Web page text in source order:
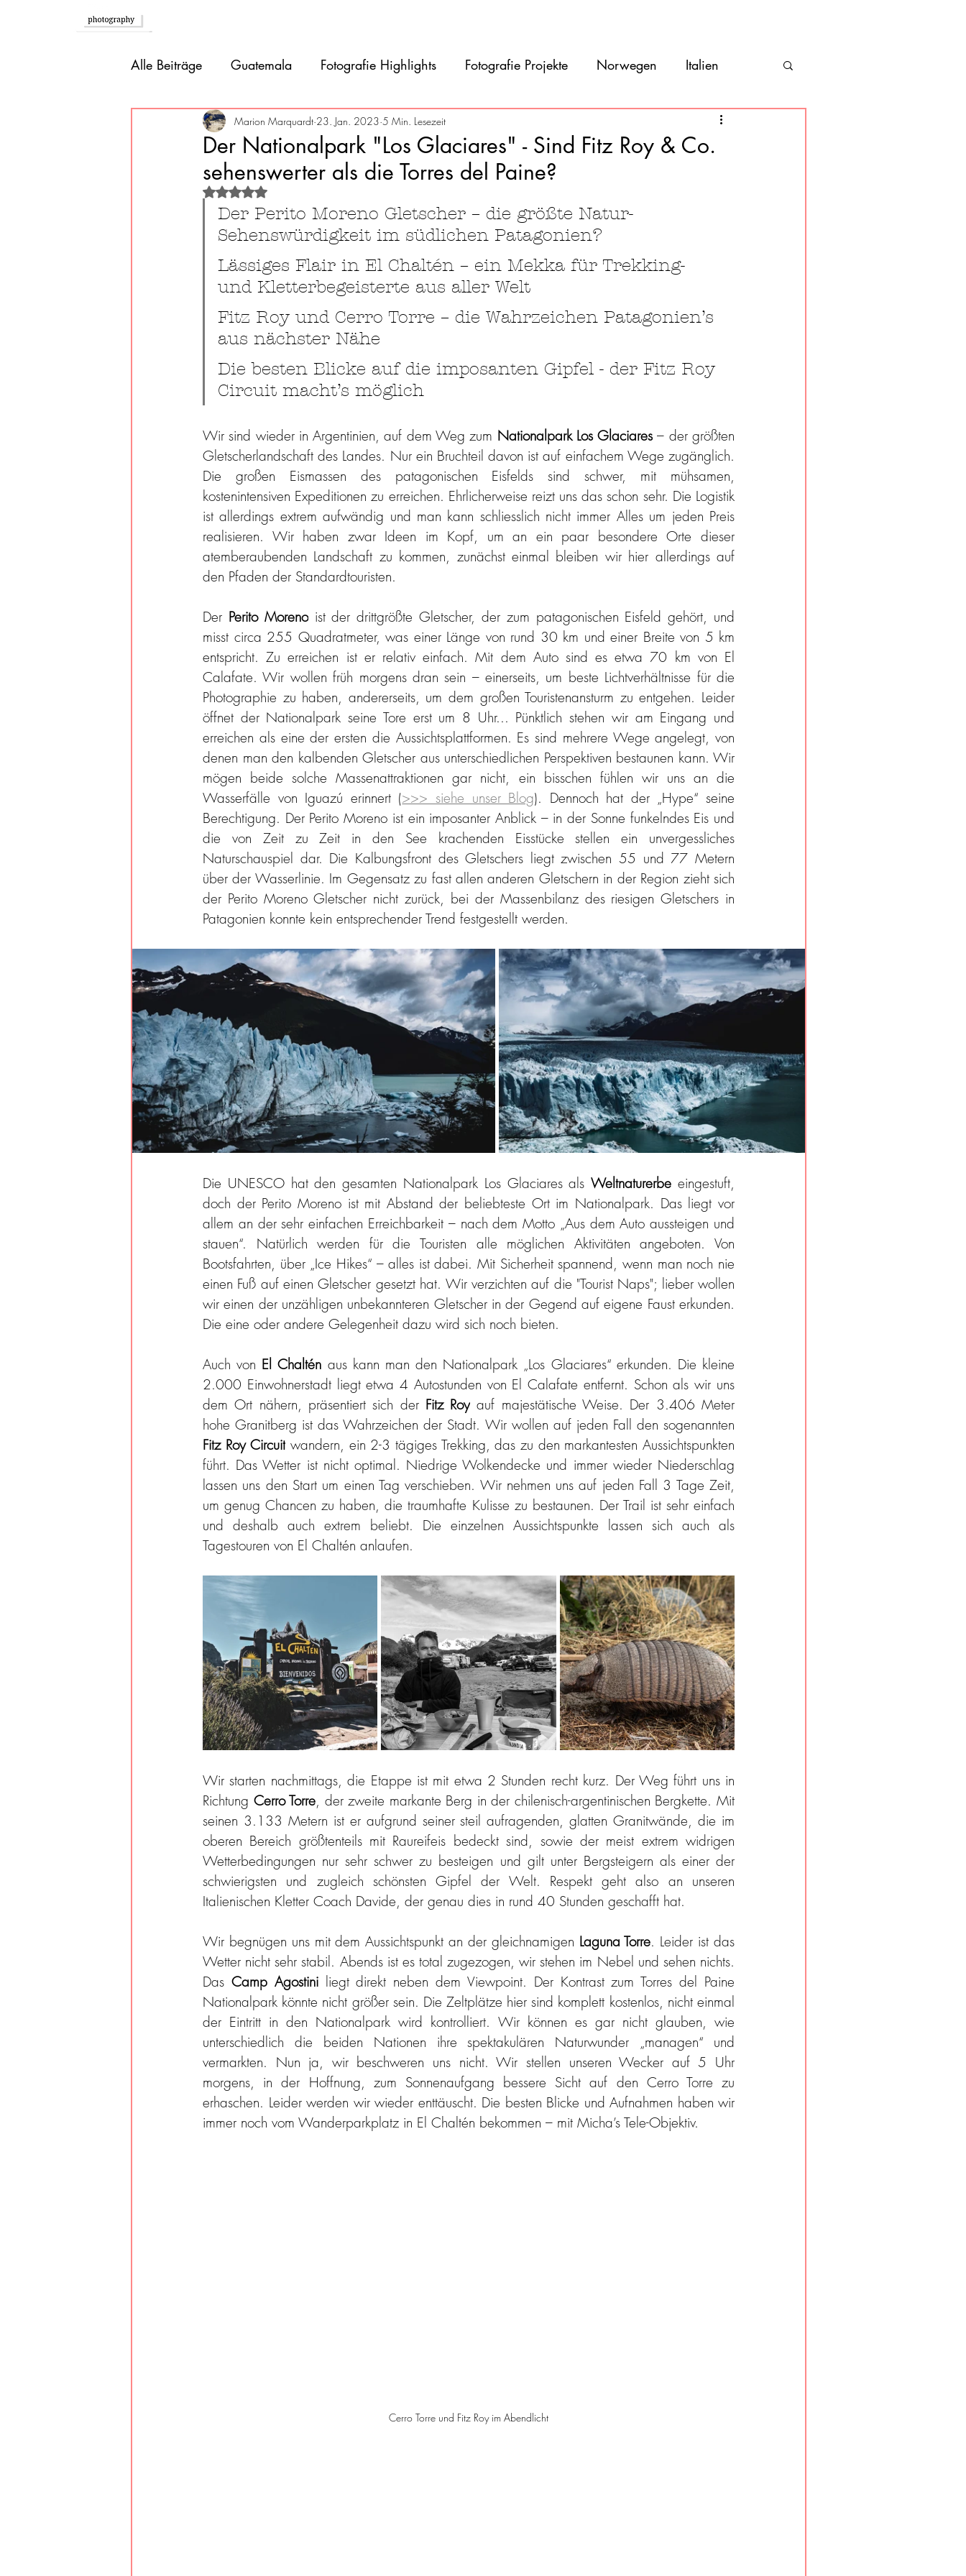
Alle Beiträge Guatemala Fotografie Highlights Fotografie Projekte Norwegen Italien
Südeuropa Brasilien Argentinien Vanlife
Karibik Bolivien Peru Ecuador Kolumbien
Belize
Der Nationalpark "Los Glaciares" - Sind Fitz Roy & Co.
sehenswerter als die Torres del Paine?
Marion Marquardt 23. Jan. 2023 5 Min. Lesezeit
Mit NaN von 5 Sternen bewertet.
Der Perito Moreno Gletscher – die größte Natur-
Sehenswürdigkeit im südlichen Patagonien?
Lässiges Flair in El Chaltén – ein Mekka für Trekking-
und Kletterbegeisterte aus aller Welt
Fitz Roy und Cerro Torre – die Wahrzeichen Patagonien’s
aus nächster Nähe
Die besten Blicke auf die imposanten Gipfel - der Fitz Roy
Circuit macht’s möglich
Wir sind wieder in Argentinien, auf dem Weg zum Nationalpark Los Glaciares – der größten
Gletscherlandschaft des Landes. Nur ein Bruchteil davon ist auf einfachem Wege zugänglich.
Die großen Eismassen des patagonischen Eisfelds sind schwer, mit mühsamen,
kostenintensiven Expeditionen zu erreichen. Ehrlicherweise reizt uns das schon sehr. Die Logistik
ist allerdings extrem aufwändig und man kann schliesslich nicht immer Alles um jeden Preis
realisieren. Wir haben zwar Ideen im Kopf, um an ein paar besondere Orte dieser
atemberaubenden Landschaft zu kommen, zunächst einmal bleiben wir hier allerdings auf
den Pfaden der Standardtouristen.
Der Perito Moreno ist der drittgrößte Gletscher, der zum patagonischen Eisfeld gehört, und
misst circa 255 Quadratmeter, was einer Länge von rund 30 km und einer Breite von 5 km
entspricht. Zu erreichen ist er relativ einfach. Mit dem Auto sind es etwa 70 km von El
Calafate. Wir wollen früh morgens dran sein – einerseits, um beste Lichtverhältnisse für die
Photographie zu haben, andererseits, um dem großen Touristenansturm zu entgehen. Leider
öffnet der Nationalpark seine Tore erst um 8 Uhr... Pünktlich stehen wir am Eingang und
erreichen als eine der ersten die Aussichtsplattformen. Es sind mehrere Wege angelegt, von
denen man den kalbenden Gletscher aus unterschiedlichen Perspektiven bestaunen kann. Wir
mögen beide solche Massenattraktionen gar nicht, ein bisschen fühlen wir uns an die
Wasserfälle von Iguazú erinnert (>>> siehe unser Blog). Dennoch hat der „Hype“ seine
Berechtigung. Der Perito Moreno ist ein imposanter Anblick – in der Sonne funkelndes Eis und
die von Zeit zu Zeit in den See krachenden Eisstücke stellen ein unvergessliches
Naturschauspiel dar. Die Kalbungsfront des Gletschers liegt zwischen 55 und 77 Metern
über der Wasserlinie. Im Gegensatz zu fast allen anderen Gletschern in der Region zieht sich
der Perito Moreno Gletscher nicht zurück, bei der Massenbilanz des riesigen Gletschers in
Patagonien konnte kein entsprechender Trend festgestellt werden.
Die UNESCO hat den gesamten Nationalpark Los Glaciares als Weltnaturerbe eingestuft,
doch der Perito Moreno ist mit Abstand der beliebteste Ort im Nationalpark. Das liegt vor
allem an der sehr einfachen Erreichbarkeit – nach dem Motto „Aus dem Auto aussteigen und
stauen“. Natürlich werden für die Touristen alle möglichen Aktivitäten angeboten. Von
Bootsfahrten, über „Ice Hikes“ – alles ist dabei. Mit Sicherheit spannend, wenn man noch nie
einen Fuß auf einen Gletscher gesetzt hat. Wir verzichten auf die "Tourist Naps"; lieber wollen
wir einen der unzähligen unbekannteren Gletscher in der Gegend auf eigene Faust erkunden.
Die eine oder andere Gelegenheit dazu wird sich noch bieten.
Auch von El Chaltén aus kann man den Nationalpark „Los Glaciares“ erkunden. Die kleine
2.000 Einwohnerstadt liegt etwa 4 Autostunden von El Calafate entfernt. Schon als wir uns
dem Ort nähern, präsentiert sich der Fitz Roy auf majestätische Weise. Der 3.406 Meter
Fitz Roy Circuit wandern, ein 2-3 tägiges Trekking, das zu den markantesten Aussichtspunkten
führt. Das Wetter ist nicht optimal. Niedrige Wolkendecke und immer wieder Niederschlag
lassen uns den Start um einen Tag verschieben. Wir nehmen uns auf jeden Fall 3 Tage Zeit,
um genug Chancen zu haben, die traumhafte Kulisse zu bestaunen. Der Trail ist sehr einfach
und deshalb auch extrem beliebt. Die einzelnen Aussichtspunkte lassen sich auch als
Tagestouren von El Chaltén anlaufen.
Wir starten nachmittags, die Etappe ist mit etwa 2 Stunden recht kurz. Der Weg führt uns in
Richtung Cerro Torre, der zweite markante Berg in der chilenisch-argentinischen Bergkette. Mit
seinen 3.133 Metern ist er aufgrund seiner steil aufragenden, glatten Granitwände, die im
oberen Bereich größtenteils mit Raureifeis bedeckt sind, sowie der meist extrem widrigen
Wetterbedingungen nur sehr schwer zu besteigen und gilt unter Bergsteigern als einer der
schwierigsten und zugleich schönsten Gipfel der Welt. Respekt geht also an unseren
Italienischen Kletter Coach Davide, der genau dies in rund 40 Stunden geschafft hat.
Wir begnügen uns mit dem Aussichtspunkt an der gleichnamigen Laguna Torre. Leider ist das
Wetter nicht sehr stabil. Abends ist es total zugezogen, wir stehen im Nebel und sehen nichts.
Das Camp Agostini liegt direkt neben dem Viewpoint. Der Kontrast zum Torres del Paine
Nationalpark könnte nicht größer sein. Die Zeltplätze hier sind komplett kostenlos, nicht einmal
der Eintritt in den Nationalpark wird kontrolliert. Wir können es gar nicht glauben, wie
unterschiedlich die beiden Nationen ihre spektakulären Naturwunder „managen“ und
vermarkten. Nun ja, wir beschweren uns nicht. Wir stellen unseren Wecker auf 5 Uhr
morgens, in der Hoffnung, zum Sonnenaufgang bessere Sicht auf den Cerro Torre zu
erhaschen. Leider werden wir wieder enttäuscht. Die besten Blicke und Aufnahmen haben wir
immer noch vom Wanderparkplatz in El Chaltén bekommen – mit Micha’s Tele-Objektiv.
Cerro Torre und Fitz Roy im Abendlicht